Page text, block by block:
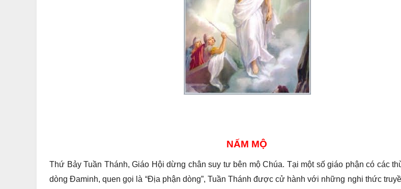
NẤM MỘ
Thứ Bảy Tuần Thánh, Giáo Hội dừng chân suy tư bên mộ Chúa. Tại một số giáo phận có các
dòng Đaminh, quen gọi là “Địa phận dòng”, Tuần Thánh được cử hành với những nghi thức